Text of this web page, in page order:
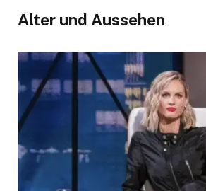
Alter und Aussehen